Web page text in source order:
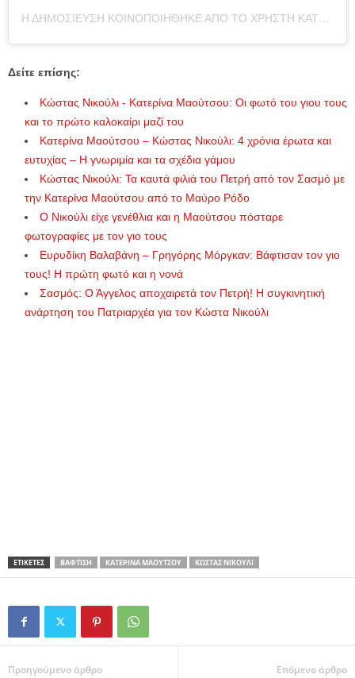
Η ΔΗΜΟΣΊΕΥΣΗ ΚΟΙΝΟΠΟΙΉΘΗΚΕ ΑΠΌ ΤΟ ΧΡΉΣΤΗ KATERINA MAOUTSOU (@KATERINA_MAOUTSOU)
Δείτε επίσης:
Κώστας Νικούλι - Κατερίνα Μαούτσου: Οι φωτό του γιου τους
και το πρώτο καλοκαίρι μαζί του
Κατερίνα Μαούτσου – Κώστας Νικούλι: 4 χρόνια έρωτα και
ευτυχίας – Η γνωριμία και τα σχέδια γάμου
Κώστας Νικούλι: Τα καυτά φιλιά του Πετρή από τον Σασμό με
την Κατερίνα Μαούτσου από το Μαύρο Ρόδο
Ο Νικούλι είχε γενέθλια και η Μαούτσου πόσταρε
φωτογραφίες με τον γιο τους
Ευρυδίκη Βαλαβάνη – Γρηγόρης Μόργκαν: Βάφτισαν τον γιο
τους! Η πρώτη φωτό και η νονά
Σασμός: Ο Άγγελος αποχαιρετά τον Πετρή! Η συγκινητική
ανάρτηση του Πατριαρχέα για τον Κώστα Νικούλι
ΕΤΙΚΕΤΕΣ ΒΆΦΤΙΣΗ ΚΑΤΕΡΊΝΑ ΜΑΟΎΤΣΟΥ ΚΏΣΤΑΣ ΝΙΚΟΎΛΙ
Προηγούμενο άρθρο Επόμενο άρθρο